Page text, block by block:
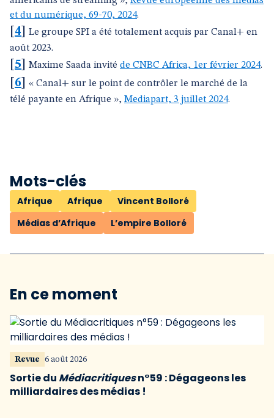
et du numérique, 69-70, 2024.
4
Le groupe SPI a été totalement acquis par Canal+ en
août 2023.
5 Maxime Saada invité de CNBC Africa, 1er février 2024.
6
« Canal+ sur le point de contrôler le marché de la
télé payante en Afrique », Mediapart, 3 juillet 2024.
Mots-clés
Afrique Afrique
Vincent Bolloré
Médias d’Afrique
L’empire Bolloré
En ce moment
Revue 6 août 2026
Sortie du Médiacritiquesn°59 : Dégageons les
milliardaires des médias !